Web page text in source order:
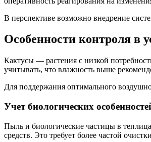
В перспективе возможно внедрение
Особенности контроля в
Кактусы — растения с низкой
учитывать, что влажность выше
Для поддержания оптимального
Учет биологических
Пыль и биологические частицы в
средств. Это требует более частой